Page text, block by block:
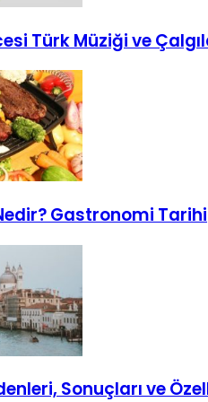
Türk Müziği ve
Gastronomi Tarihi
Sonuçları ve